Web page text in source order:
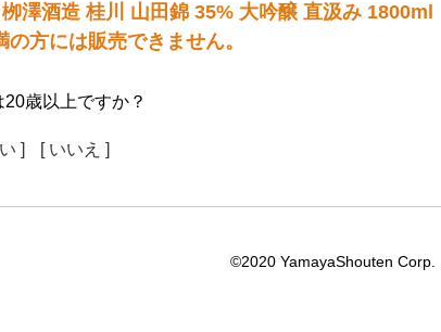
澤酒造 桂川 山田錦 35% 大吟醸 直汲み 1800ml
方には販売できません。
20歳以上ですか？
] [ いいえ ]
©2020 YamayaShouten Corp.